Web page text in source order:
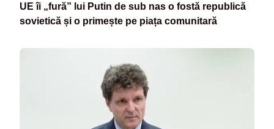
UE îi „fură” lui Putin de sub nas o fostă republică
sovietică și o primește pe piața comunitară